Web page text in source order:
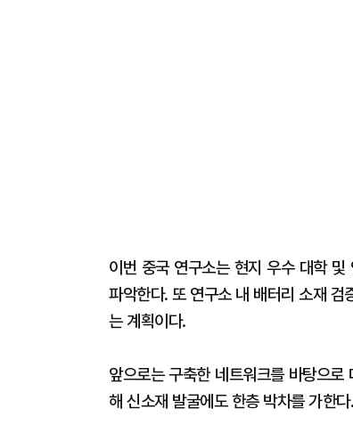
이번 중국 연구소는 현지 우수 대학
파악한다. 또 연구소 내 배터리 소재
는 계획이다.
앞으로는 구축한 네트워크를 바탕으
해 신소재 발굴에도 한층 박차를 가한다.